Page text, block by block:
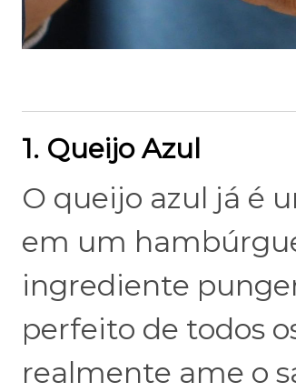
1. Queijo Azul
O queijo azul já é
em um
ingrediente
perfeito de todos
realmente ame o